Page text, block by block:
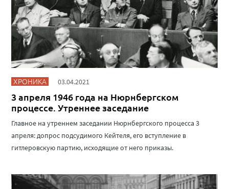
ХРОНИКА 03.04.2021
3 апреля 1946 года на Нюрнбергском
процессе. Утреннее заседание
Главное на утреннем заседании Нюрнбергского процесса 3
апреля: допрос подсудимого Кейтеля, его вступление в
гитлеровскую партию, исходящие от него приказы.